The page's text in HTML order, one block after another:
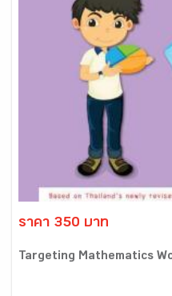
ราคา 350 บาท
Targeting Mathematics